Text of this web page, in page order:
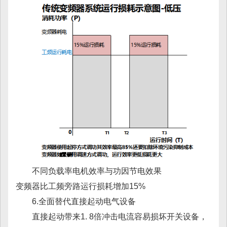
不同负载率电机效率与功因节电效果
变频器比工频旁路运行损耗增加15%
6.全面替代直接起动电气设备
直接起动带来1. 8倍冲击电流容易损坏开关设备，